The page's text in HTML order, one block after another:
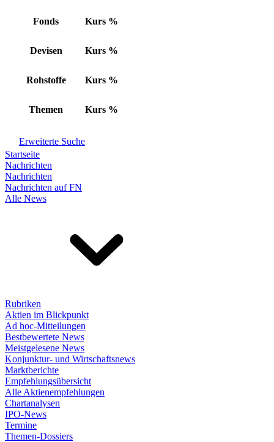
Fonds Kurs %
Devisen Kurs %
Rohstoffe Kurs %
Themen Kurs %
Erweiterte Suche
Startseite
Nachrichten
Nachrichten
Nachrichten auf FN
Alle News
Rubriken
Aktien im Blickpunkt
Ad hoc-Mitteilungen
Bestbewertete News
Meistgelesene News
Konjunktur- und Wirtschaftsnews
Marktberichte
Empfehlungsübersicht
Alle Aktienempfehlungen
Chartanalysen
IPO-News
Termine
Themen-Dossiers